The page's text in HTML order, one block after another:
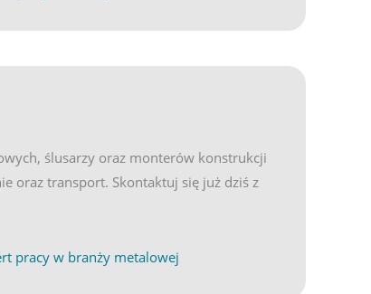
ślusarzy oraz monterów konstrukcji
oraz transport. Skontaktuj się już dziś z
pracy w branży metalowej